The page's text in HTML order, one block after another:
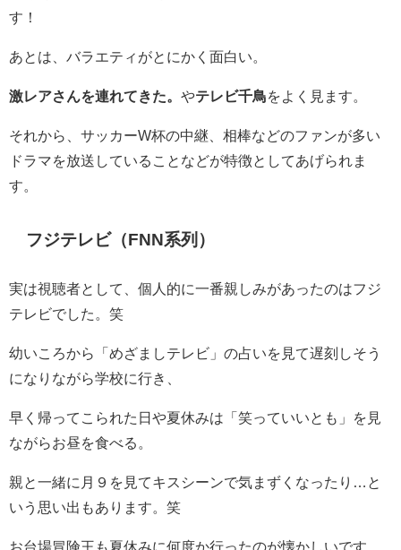
す！
あとは、バラエティがとにかく面白い。
激レアさんを連れてきた。 やテレビ千鳥をよく見ます。
それから、サッカーW杯の中継、相棒などのファンが多い
ドラマを放送していることなどが特徴としてあげられま
す。
フジテレビ（FNN系列）
実は視聴者として、個人的に一番親しみがあったのはフジ
テレビでした。笑
幼いころから「めざましテレビ」の占いを見て遅刻しそう
になりながら学校に行き、
早く帰ってこられた日や夏休みは「笑っていいとも」を見
ながらお昼を食べる。
親と一緒に月９を見てキスシーンで気まずくなったり…と
いう思い出もあります。笑
お台場冒険王も夏休みに何度か行ったのが懐かしいです。